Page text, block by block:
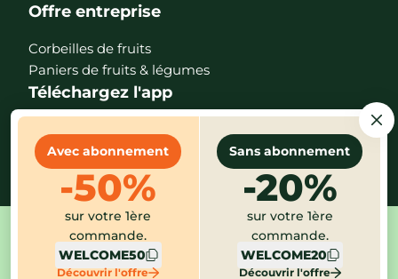
Avec abonnement
-50%
sur votre 1ère
commande.
WELCOME50
Découvrir l'offre
Sans abonnement
-20%
sur votre 1ère
commande.
WELCOME20
Découvrir l'offre
Offre entreprise
Corbeilles de fruits
Paniers de fruits & légumes
Téléchargez l'app
Mentions légalesCGVProtection des données
Gestion des cookiesIndex égalité
Alerte éthique